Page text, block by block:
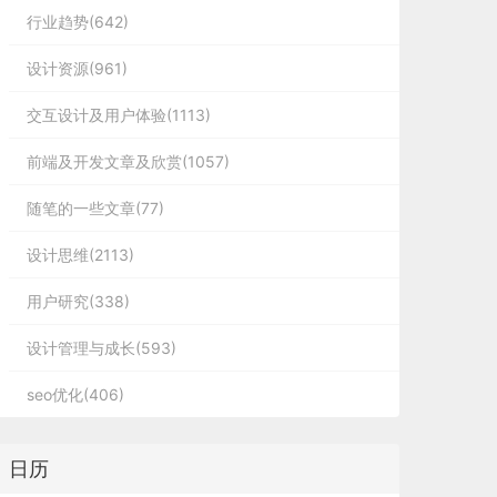
行业趋势(642)
设计资源(961)
交互设计及用户体验(1113)
前端及开发文章及欣赏(1057)
随笔的一些文章(77)
设计思维(2113)
用户研究(338)
设计管理与成长(593)
seo优化(406)
日历